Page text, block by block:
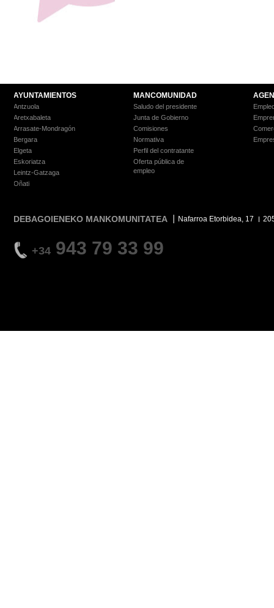
AYUNTAMIENTOS
Antzuola
Aretxabaleta
Arrasate-Mondragón
Bergara
Elgeta
Eskoriatza
Leintz-Gatzaga
Oñati
MANCOMUNIDAD
Saludo del presidente
Junta de Gobierno
Comisiones
Normativa
Perfil del contratante
Oferta pública de
empleo
DEBAGOIENEKO MANKOMUNITATEA Nafarroa Etorbidea, 17
+34 943 79 33 99